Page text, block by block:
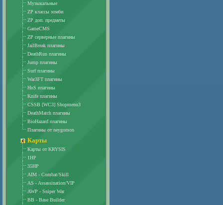
Музыкальные
ZP классы зомби
ZP доп. предметы
GameCMS
ZP серверные плагины
JailBreak плагины
DeathRun плагины
Jump плагины
Surf плагины
War3FT плагины
HnS плагины
Knife плагины
CSSB [WC3] Shopmenu3
DeathMatch плагины
BioHazard плагины
Плагины от neygomon
Карты
Карты от KRYSIS
1HP
35HP
AIM - Combat/Skill
AS - Assassination/VIP
AWP - Sniper War
BB - Base Builder